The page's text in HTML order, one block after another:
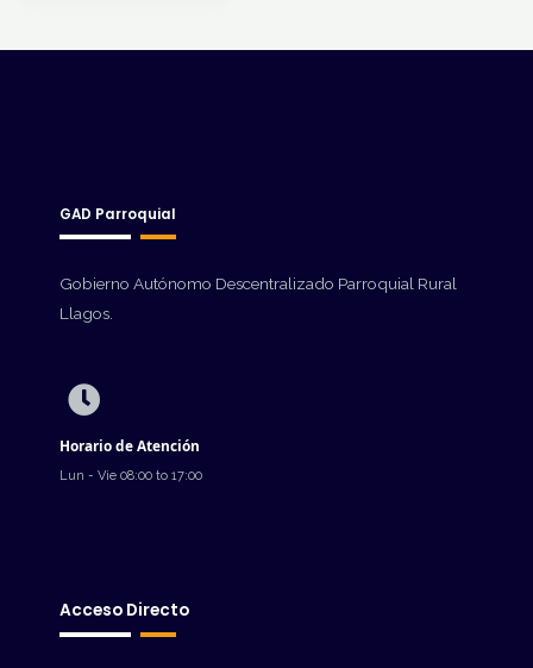
GAD Parroquial
Gobierno Autónomo Descentralizado Parroquial Rural
Llagos.
Horario de Atención
Lun - Vie 08:00 to 17:00
Acceso Directo